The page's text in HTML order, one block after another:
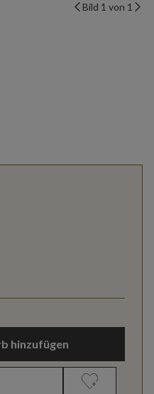
Bild 1 von 1
hinzufügen